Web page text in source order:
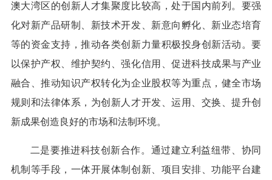
澳大湾区的创新人才集聚度比较高，处于国内前列。要强
化对新产品研制、新技术开发、新意向孵化、新业态培育
等的资金支持，推动各类创新力量积极投身创新活动。要
以保护产权、维护契约、强化信用、促进科技成果与产业
融合、推动知识产权转化为企业股权等为重点，健全市场
规则和法律体系，为创新人才开发、运用、交换、提升创
新成果创造良好的市场和法制环境。
二是要推进科技创新合作。通过建立利益纽带、协同
机制等手段，一体开展体制创新、项目安排、功能平台建